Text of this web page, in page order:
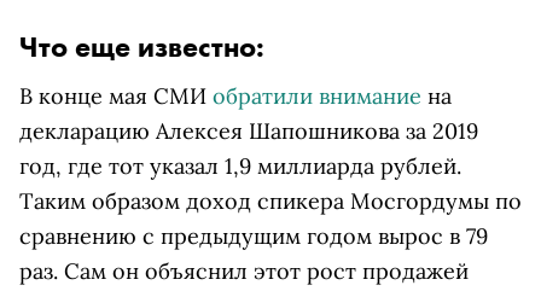
Что еще известно:
В конце мая СМИ обратили внимание на
декларацию Алексея Шапошникова за 2019
год, где тот указал 1,9 миллиарда рублей.
Таким образом доход спикера Мосгордумы по
сравнению с предыдущим годом вырос в 79
раз. Сам он объяснил этот рост продажей